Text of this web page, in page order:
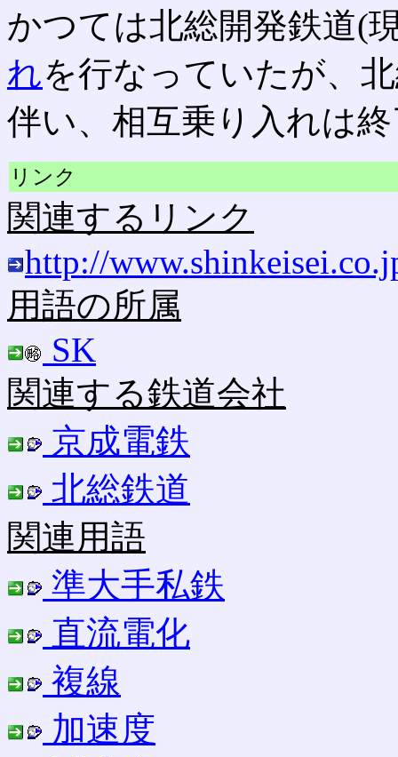
かつては北総開発鉄道(
れを行なっていたが、
伴い、相互乗り入れは
リンク
関連するリンク
http://
用語の所属
SK
関連する鉄道会社
京成電鉄
北総鉄道
関連用語
準大手私鉄
直流電化
複線
加速度